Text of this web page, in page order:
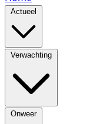
Actueel
Verwachting
Onweer